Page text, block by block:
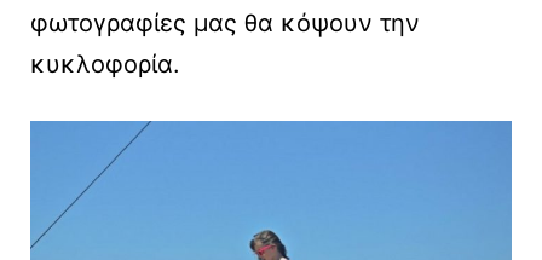
φωτογραφίες μας θα κόψουν την
κυκλοφορία.